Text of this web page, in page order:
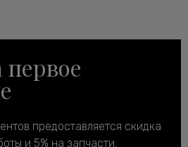
первое
предоставляется скидка
и 5% на запчасти.